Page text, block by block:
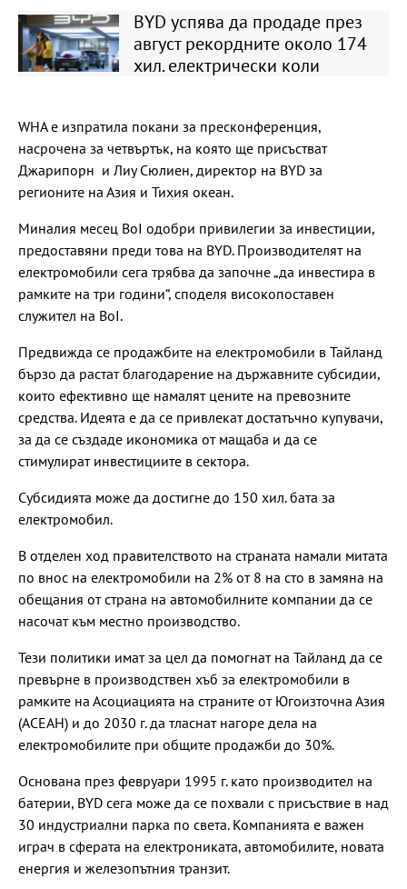
BYD успява да продаде през
август рекордните около 174
хил. електрически коли
WHA е изпратила покани за пресконференция,
насрочена за четвъртък, на която ще присъстват
Джарипорн и Лиу Сюлиен, директор на BYD за
регионите на Азия и Тихия океан.
Миналия месец BoI одобри привилегии за инвестиции,
предоставяни преди това на BYD. Производителят на
електромобили сега трябва да започне „да инвестира в
рамките на три години“, споделя високопоставен
служител на BoI.
Предвижда се продажбите на електромобили в Тайланд
бързо да растат благодарение на държавните субсидии,
които ефективно ще намалят цените на превозните
средства. Идеята е да се привлекат достатъчно купувачи,
за да се създаде икономика от мащаба и да се
стимулират инвестициите в сектора.
Субсидията може да достигне до 150 хил. бата за
електромобил.
В отделен ход правителството на страната намали митата
по внос на електромобили на 2% от 8 на сто в замяна на
обещания от страна на автомобилните компании да се
насочат към местно производство.
Тези политики имат за цел да помогнат на Тайланд да се
превърне в производствен хъб за електромобили в
рамките на Асоциацията на страните от Югоизточна Азия
(АСЕАН) и до 2030 г. да тласнат нагоре дела на
електромобилите при общите продажби до 30%.
Основана през февруари 1995 г. като производител на
батерии, BYD сега може да се похвали с присъствие в над
30 индустриални парка по света. Компанията е важен
играч в сферата на електрониката, автомобилите, новата
енергия и железопътния транзит.